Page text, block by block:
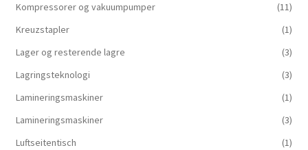
Kompressorer og vakuumpumper
(11)
Kreuzstapler
(1)
Lager og resterende lagre
(3)
Lagringsteknologi
(3)
Lamineringsmaskiner
(1)
Lamineringsmaskiner
(3)
Luftseitentisch
(1)